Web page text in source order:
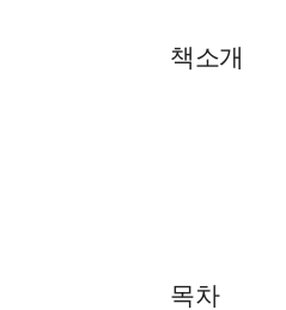
책소개
목차